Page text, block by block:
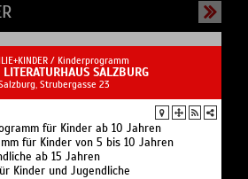
/ Kinderprogramm
LITERATURHAUS SALZBURG
Strubergasse 23
für Kinder ab 10 Jahren
für Kinder von 5 bis 10 Jahren
ab 15 Jahren
Kinder und Jugendliche